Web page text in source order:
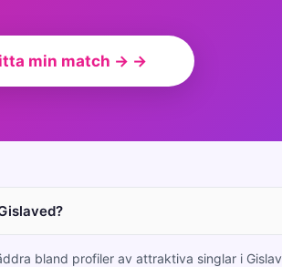
min match → →
bland profiler av attraktiva singlar i